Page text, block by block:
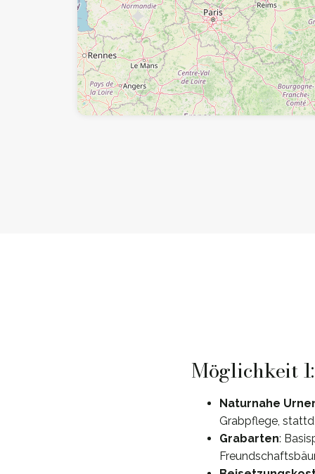
Möglichkeit
Naturnahe
Grabpflege,
Grabarten: